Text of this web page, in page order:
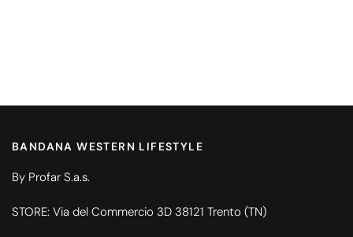
BANDANA WESTERN LIFESTYLE
By Profar S.a.s.
STORE: Via del Commercio 3D 38121 Trento (TN)